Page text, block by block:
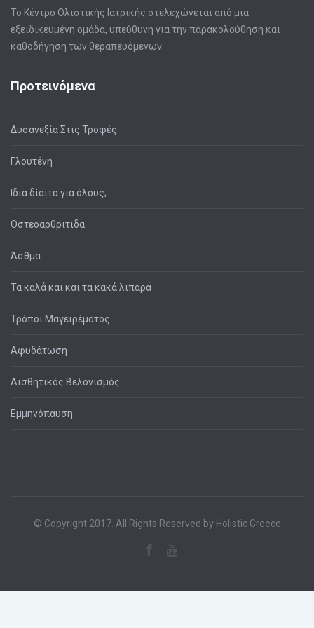
Το Κέντρο Ολιστικής Ιατρικής στελεχώνεται από μια
εξειδικευμένη ομάδα, υπεύθυνη για την παρακολούθηση και
καθοδήγηση των θεραπευόμενων:
Προτεινόμενα
Δυσανεξία Στις Τροφές
Γλουτένη
Ιδια δίαιτα για όλους;
Οστεοαρθριτιδα
Άσθμα
Τα καλά και και τα κακά λιπαρά
Τρόποι Μαγειρέματος
Αφυδάτωση
Αισθητικός Βελονισμός
Εμμηνόπαυση
© Copyright 2017. All Rights Reserved by Holistic Greece